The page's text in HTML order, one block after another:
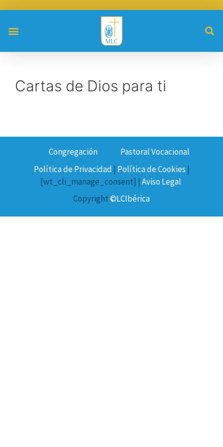
Cartas de Dios para ti
Congregación
Pastoral Vocacional
Política de Privacidad | Política de Cookies |
[wt_cli_manage_consent] | Aviso Legal
Copyright©LCIbérica